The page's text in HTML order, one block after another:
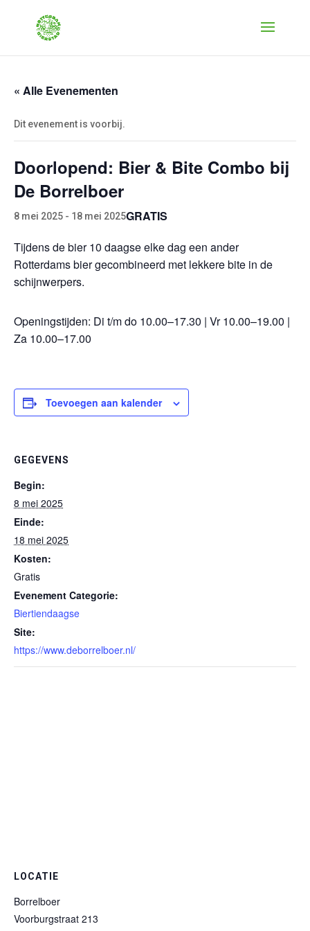
« Alle Evenementen
Dit evenement is voorbij.
Doorlopend: Bier & Bite Combo bij
De Borrelboer
8 mei 2025 - 18 mei 2025GRATIS
Tijdens de bier 10 daagse elke dag een ander
Rotterdams bier gecombineerd met lekkere bite in de
schijnwerpers.
Openingstijden: Di t/m do 10.00–17.30 | Vr 10.00–19.00 |
Za 10.00–17.00
Toevoegen aan kalender
GEGEVENS
Begin:
8 mei 2025
Einde:
18 mei 2025
Kosten:
Gratis
Evenement Categorie:
Biertiendaagse
Site:
https://www.deborrelboer.nl/
LOCATIE
Borrelboer
Voorburgstraat 213